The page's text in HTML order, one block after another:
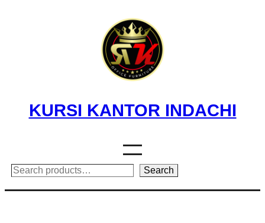
KURSI KANTOR INDACHI
Search Search